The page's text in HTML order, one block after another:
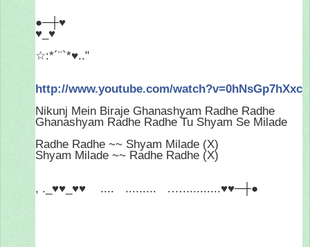
●─┼♥
♥_♥
☆:*´¨`*♥.."
http://www.youtube.com/watch?v=0hNsGp7hXxc
Nikunj Mein Biraje Ghanashyam Radhe Radhe
Ghanashyam Radhe Radhe Tu Shyam Se Milade
Radhe Radhe ~~ Shyam Milade (X)
Shyam Milade ~~ Radhe Radhe (X)
, ._♥♥_♥♥ .... ......... .…...........♥♥─┼●